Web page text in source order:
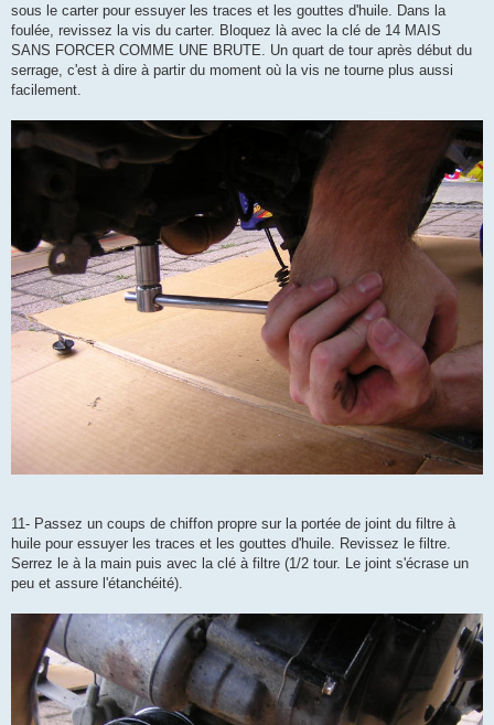
sous le carter pour essuyer les traces et les gouttes d'huile. Dans la
foulée, revissez la vis du carter. Bloquez là avec la clé de 14 MAIS
SANS FORCER COMME UNE BRUTE. Un quart de tour après début du
serrage, c'est à dire à partir du moment où la vis ne tourne plus aussi
facilement.
11- Passez un coups de chiffon propre sur la portée de joint du filtre à
huile pour essuyer les traces et les gouttes d'huile. Revissez le filtre.
Serrez le à la main puis avec la clé à filtre (1/2 tour. Le joint s'écrase un
peu et assure l'étanchéité).